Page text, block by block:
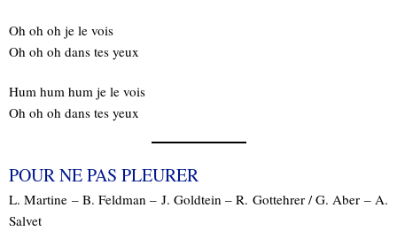
Oh oh oh je le vois
Oh oh oh dans tes yeux
Hum hum hum je le vois
Oh oh oh dans tes yeux
POUR NE PAS PLEURER
L. Martine – B. Feldman – J. Goldtein – R. Gottehrer / G. Aber – A.
Salvet